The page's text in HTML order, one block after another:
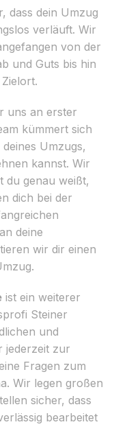
dass dein Umzug
verläuft. Wir
von der
und Guts bis hin
uns an erster
kümmert sich
Umzugs,
kannst. Wir
du genau weißt,
dich bei der
deine
wir dir einen
ist ein weiterer
Steiner
und
jederzeit zur
Fragen zum
Wir legen großen
sicher, dass
bearbeitet